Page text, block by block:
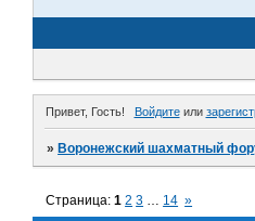
Привет, Гость! Войдитеили
»Воронежский шахматный
Страница:1 2 3 … 14 »